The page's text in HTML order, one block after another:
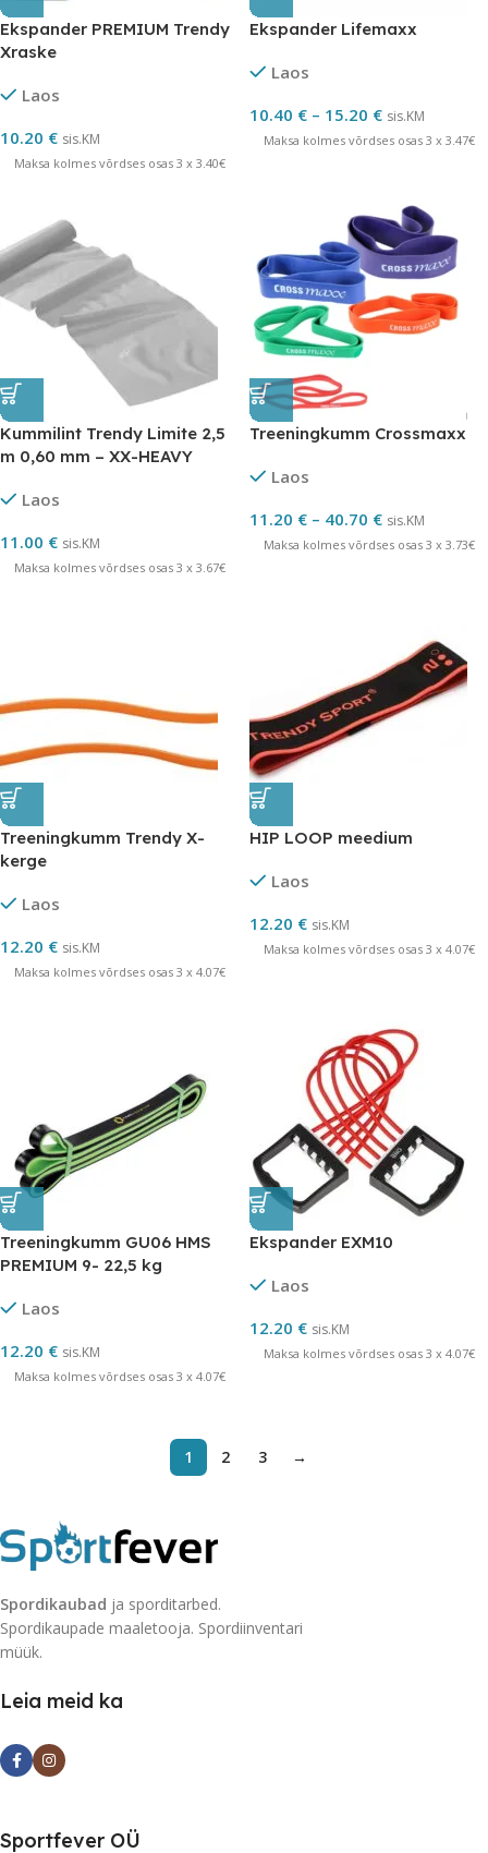
Ekspander PREMIUM Trendy
Xraske
Laos
10.20 € sis.KM
Maksa kolmes võrdses osas 3 x 3.40€
Ekspander Lifemaxx
Laos
10.40 € – 15.20 € sis.KM
Maksa kolmes võrdses osas 3 x 3.47€
Kummilint Trendy Limite 2,5
m 0,60 mm – XX-HEAVY
Laos
11.00 € sis.KM
Maksa kolmes võrdses osas 3 x 3.67€
Treeningkumm Crossmaxx
Laos
11.20 € – 40.70 € sis.KM
Maksa kolmes võrdses osas 3 x 3.73€
Treeningkumm Trendy X-
kerge
Laos
12.20 € sis.KM
Maksa kolmes võrdses osas 3 x 4.07€
HIP LOOP meedium
Laos
12.20 € sis.KM
Maksa kolmes võrdses osas 3 x 4.07€
Treeningkumm GU06 HMS
PREMIUM 9- 22,5 kg
Laos
12.20 € sis.KM
Maksa kolmes võrdses osas 3 x 4.07€
Ekspander EXM10
Laos
12.20 € sis.KM
Maksa kolmes võrdses osas 3 x 4.07€
1 2 3 →
Spordikaubad ja sporditarbed.
Spordikaupade maaletooja. Spordiinventari
müük.
Leia meid ka
Sportfever OÜ